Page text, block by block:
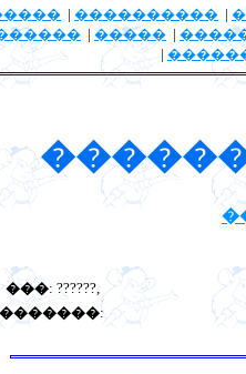
| ���������� |
| ����� |
|
���: ??????,
: